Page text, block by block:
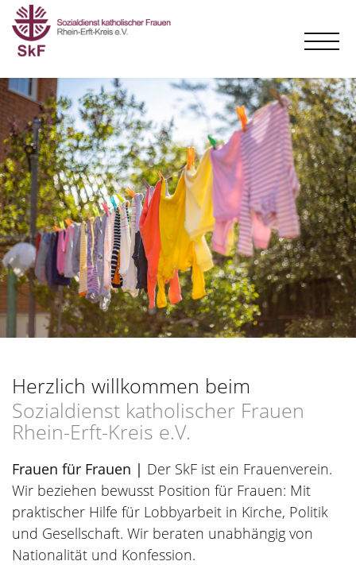
Herzlich willkommen beim
Sozialdienst katholischer Frauen
Rhein-Erft-Kreis e.V.
Frauen für Frauen | Der SkF ist ein Frauenverein.
Wir beziehen bewusst Position für Frauen: Mit
praktischer Hilfe für Lobbyarbeit in Kirche, Politik
und Gesellschaft. Wir beraten unabhängig von
Nationalität und Konfession.